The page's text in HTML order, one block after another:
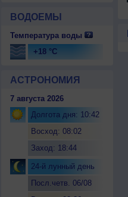
ВОДОЕМЫ
Температура воды
+18 °C
АСТРОНОМИЯ
7 августа 2026
Долгота дня: 10:42
Восход: 08:02
Заход: 18:44
24-й лунный день
Посл.четв. 06/08